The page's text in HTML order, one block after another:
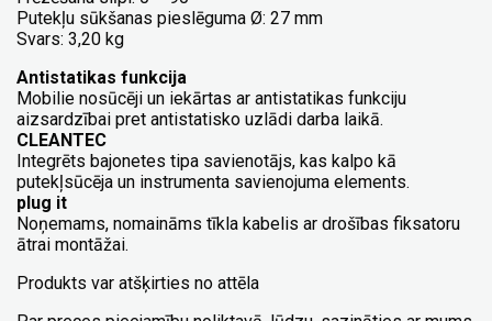
Putekļu sūkšanas pieslēguma Ø: 27 mm
Svars: 3,20 kg
Antistatikas funkcija
Mobilie nosūcēji un iekārtas ar antistatikas funkciju
aizsardzībai pret antistatisko uzlādi darba laikā.
CLEANTEC
Integrēts bajonetes tipa savienotājs, kas kalpo kā
putekļsūcēja un instrumenta savienojuma elements.
plug it
Noņemams, nomaināms tīkla kabelis ar drošības fiksatoru
ātrai montāžai.
Produkts var atšķirties no attēla